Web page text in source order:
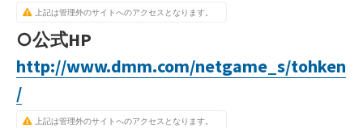
上記は管理外のサイトへのアクセスとなります。
○公式HP
http://www.dmm.com/netgame_s/tohken
/
上記は管理外のサイトへのアクセスとなります。